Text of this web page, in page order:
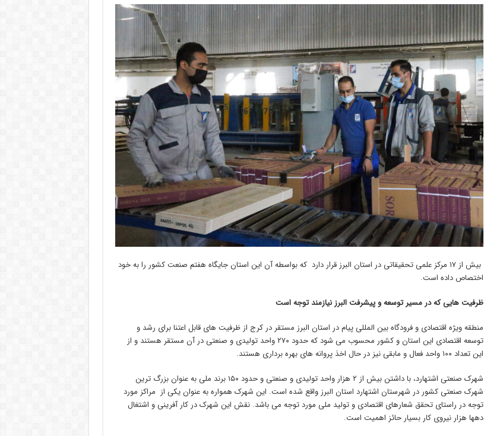
بیش از ۱۷ مرکز علمی تحقیقاتی در استان البرز قرار دارد که بواسطه آن این استان جایگاه هفتم صنعت کشور را به خود
اختصاص داده است.
ظرفیت هایی که در مسیر توسعه و پیشرفت البرز نیازمند توجه است
منطقه ویژه اقتصادی و فرودگاه بین المللی پیام در استان البرز مستقر در کرج از ظرفیت های قابل اعتنا برای رشد و
توسعه اقتصادی این استان و کشور محسوب می شود که حدود ۲۷۰ واحد تولیدی و صنعتی در آن مستقر هستند و از
این تعداد ۱۰۰ واحد فعال و مابقی نیز در حال اخذ پروانه های بهره برداری هستند.
شهرک صنعتی اشتهارد، با داشتن بیش از ۲ هزار واحد تولیدی و صنعتی و حدود ۱۵۰ برند ملی به عنوان بزرگ ترین
شهرک صنعتی کشور در شهرستان اشتهارد استان البرز واقع شده است. این شهرک همواره به عنوان یکی از مراکز مورد
توجه در راستای تحقق شعارهای اقتصادی و تولید ملی مورد توجه می باشد. نقش این شهرک در کار آفرینی و اشتغال
دهها هزار نیروی کار بسیار حائز اهمیت است.